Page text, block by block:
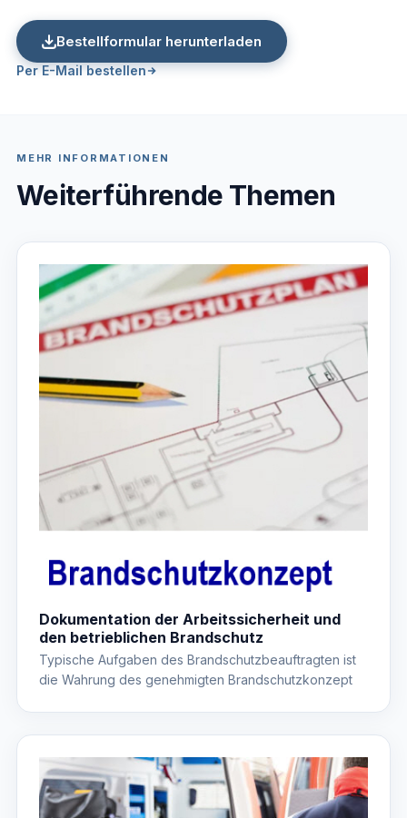
Bestellformular herunterladen
Per E-Mail bestellen
MEHR INFORMATIONEN
Weiterführende Themen
Dokumentation der Arbeitssicherheit und
den betrieblichen Brandschutz
Typische Aufgaben des Brandschutzbeauftragten ist
die Wahrung des genehmigten Brandschutzkonzept